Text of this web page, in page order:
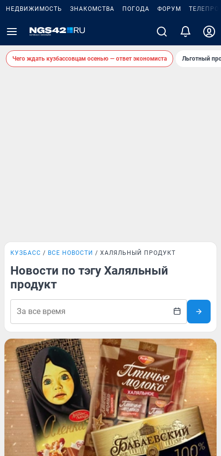
НЕДВИЖИМОСТЬ ЗНАКОМСТВА ПОГОДА ФОРУМ
Чего ждать кузбассовцам осенью — ответ экономиста Льготный
КУЗБАСС ВСЕ НОВОСТИ ХАЛЯЛЬНЫЙ ПРОДУКТ
Новости по тэгу Халяльный
продукт